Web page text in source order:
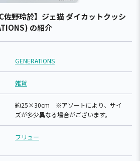
佐野玲於】ジェ猫 ダイカットクッシ
の紹介
GENERATIONS
雑貨
約25×30cm ※アソートにより、サイ
ズが多少異なる場合がございます。
フリュー